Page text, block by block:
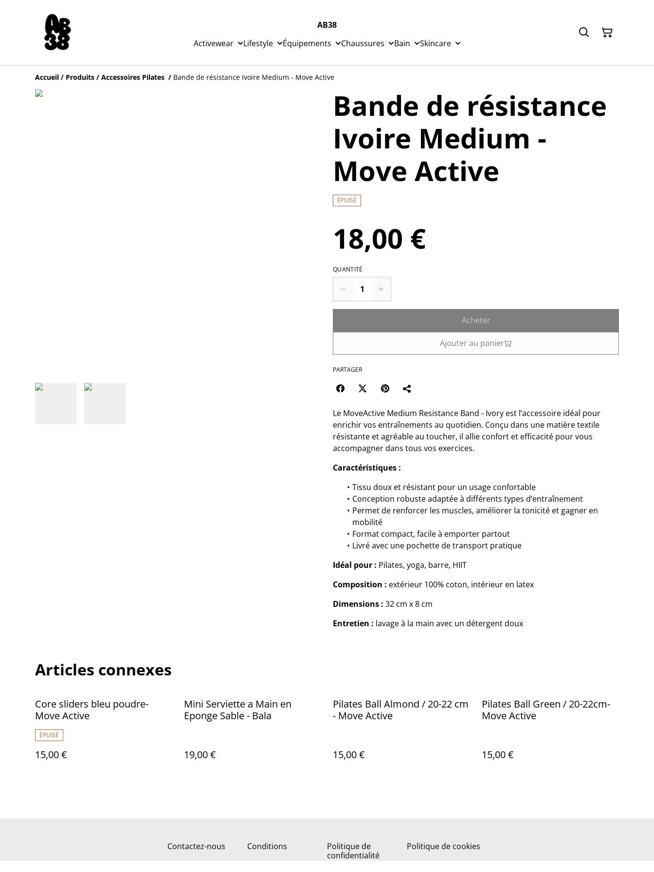
AB38
Activewear
Lifestyle Équipements Chaussures Bain Skincare
Accueil / Produits / Accessoires Pilates / Bande de résistance Ivoire Medium - Move Active
Bande de résistance
Ivoire Medium -
Move Active
ÉPUISÉ
18,00 €
QUANTITÉ
Acheter
Ajouter au panier
PARTAGER
Le MoveActive Medium Resistance Band - Ivory est l’accessoire idéal pour
enrichir vos entraînements au quotidien. Conçu dans une matière textile
résistante et agréable au toucher, il allie confort et efficacité pour vous
accompagner dans tous vos exercices.
Caractéristiques :
Tissu doux et résistant pour un usage confortable
Conception robuste adaptée à différents types d’entraînement
Permet de renforcer les muscles, améliorer la tonicité et gagner en
mobilité
Format compact, facile à emporter partout
Livré avec une pochette de transport pratique
Idéal pour : Pilates, yoga, barre, HIIT
Composition : extérieur 100% coton, intérieur en latex
Dimensions : 32 cm x 8 cm
Entretien : lavage à la main avec un détergent doux
Articles connexes
Core sliders bleu poudre-
Move Active
ÉPUISÉ
15,00 €
Mini Serviette a Main en
Eponge Sable - Bala
19,00 €
Pilates Ball Almond / 20-22 cm
- Move Active
15,00 €
Pilates Ball Green / 20-22cm-
Move Active
15,00 €
Contactez-nous Conditions
Politique de
confidentialité
Politique de cookies